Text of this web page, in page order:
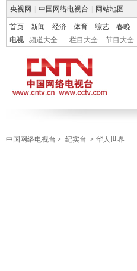
央视网 中国网络电视台 网站地图
首页 新闻 经济 体育 综艺 春晚
电视
频道大全 栏目大全 节目大全
中国网络电视台 > 纪实台 > 华人世界